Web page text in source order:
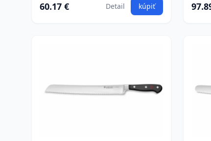
60.17 € Detail kúpiť